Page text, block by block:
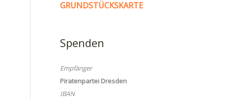
GRUNDSTÜCKSKARTE
Spenden
Empfänger
Piratenpartei Dresden
IBAN